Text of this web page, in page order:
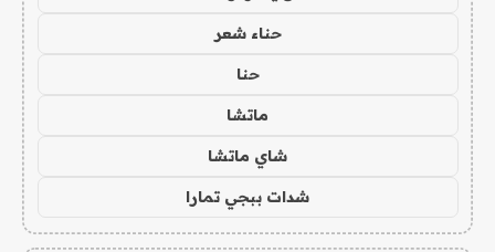
حناء شعر
حنا
ماتشا
شاي ماتشا
شدات ببجي تمارا